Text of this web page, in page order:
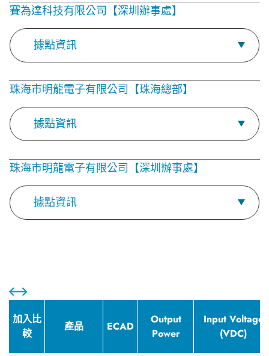
賽為達科技有限公司【深圳辦事處】
據點資訊
珠海市明龍電子有限公司【珠海總部】
據點資訊
珠海市明龍電子有限公司【深圳辦事處】
據點資訊
加入比
較
產品 ECAD
Output
Power
Input Voltage
(VDC)